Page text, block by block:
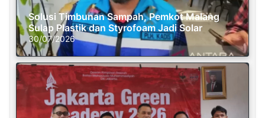
Solusi Timbunan Sampah, Pemkot Malang
Sulap Plastik dan Styrofoam Jadi Solar
30/07/2026